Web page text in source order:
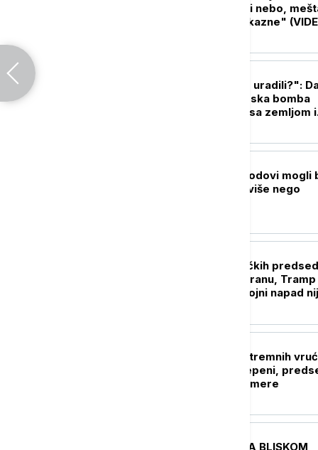
skakavaca prekrili nebo,
strahu od "božje kazne"
"Bože, šta smo to uradili?":
kada je prva atomska bomba
sravnila Hirošimu sa zemljom i
Trampovi vojni brodovi mogli
koštaju 50 odsto više nego
Generacije američkih
"lomile zube" na Iranu, Tramp
poslednji: Zašto vojni napad
Seul na udaru ekstremnih
Očekuje se 39 stepeni,
naložio vanredne mere